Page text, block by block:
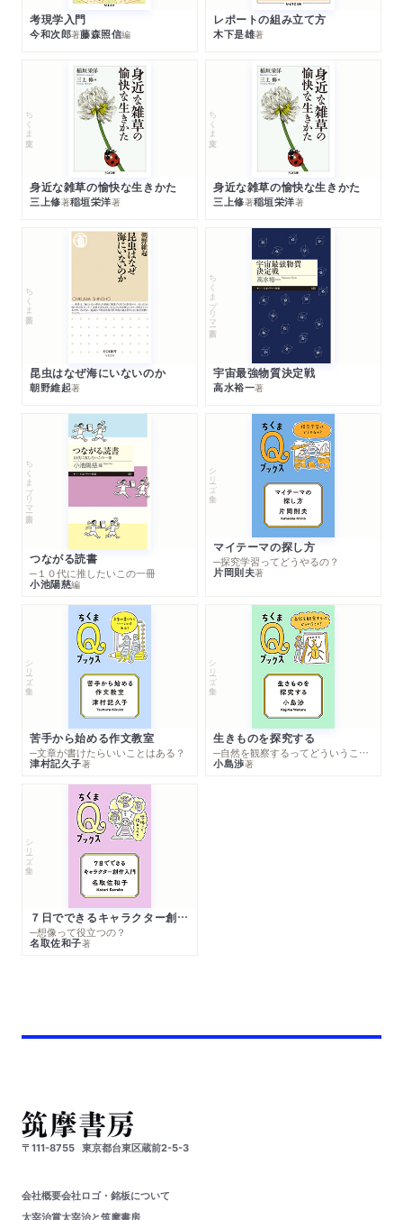
東洋人による西洋思想／日本の伝統と日本人への愛／人間とい
う生き物の不可思議さ
鈴木大拙略年譜
参考文献
考現学入門
今和次郎著藤森照信編
レポートの組み立て方
木下是雄著
ちくま文庫
身近な雑草の愉快な生きかた
三上修著稲垣栄洋著
ちくま文庫
身近な雑草の愉快な生きかた
三上修著稲垣栄洋著
ちくま新書
昆虫はなぜ海にいないのか
朝野維起著
ちくまプリマー新書
宇宙最強物質決定戦
高水裕一著
ちくまプリマー新書
つながる読書
─１０代に推したいこの一冊
小池陽慈編
シリーズ・全集
マイテーマの探し方
─探究学習ってどうやるの？
片岡則夫著
シリーズ・全集
苦手から始める作文教室
─文章が書けたらいいことはある？
津村記久子著
シリーズ・全集
生きものを探究する
─自然を観察するってどういうこと？
小島渉著
シリーズ・全集
７日でできるキャラクター創作入門
─想像って役立つの？
名取佐和子著
〒111-8755 東京都台東区蔵前2-5-3
会社概要会社ロゴ・銘板について
太宰治賞太宰治と筑摩書房